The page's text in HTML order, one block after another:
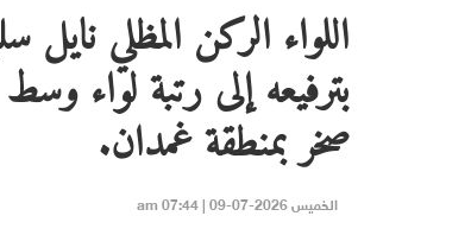
اللواء الركن المظلي
بترفيعه إلى رتبة لواء
صخر بمنطقة غمدان.
الخميس 2026-07-09 | 07:44 am